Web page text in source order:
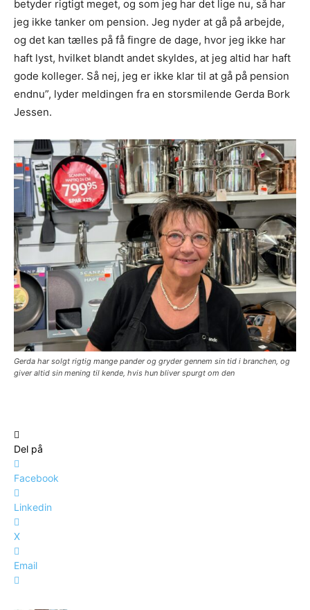
betyder rigtigt meget, og som jeg har det lige nu, så har
jeg ikke tanker om pension. Jeg nyder at gå på arbejde,
og det kan tælles på få fingre de dage, hvor jeg ikke har
haft lyst, hvilket blandt andet skyldes, at jeg altid har haft
gode kolleger. Så nej, jeg er ikke klar til at gå på pension
endnu”, lyder meldingen fra en storsmilende Gerda Bork
Jessen.
Gerda har solgt rigtig mange pander og gryder gennem sin tid i branchen, og
giver altid sin mening til kende, hvis hun bliver spurgt om den
Del på
Facebook
Linkedin
X
Email